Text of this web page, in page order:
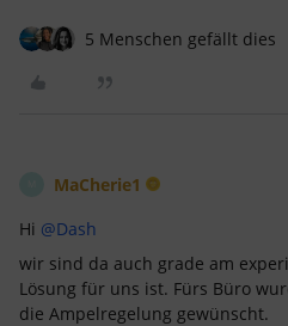
5 Menschen gefällt dies
MaCherie1
Hi @Dash
wir sind da auch grade am
Lösung für uns ist. Fürs Büro
die Ampelregelung gewünscht.